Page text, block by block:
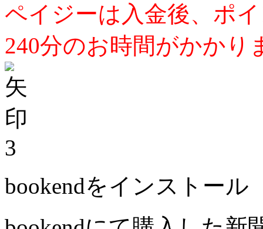
ペイジーは入金後、ポ
240分のお時間がかかり
3
bookendをインストール